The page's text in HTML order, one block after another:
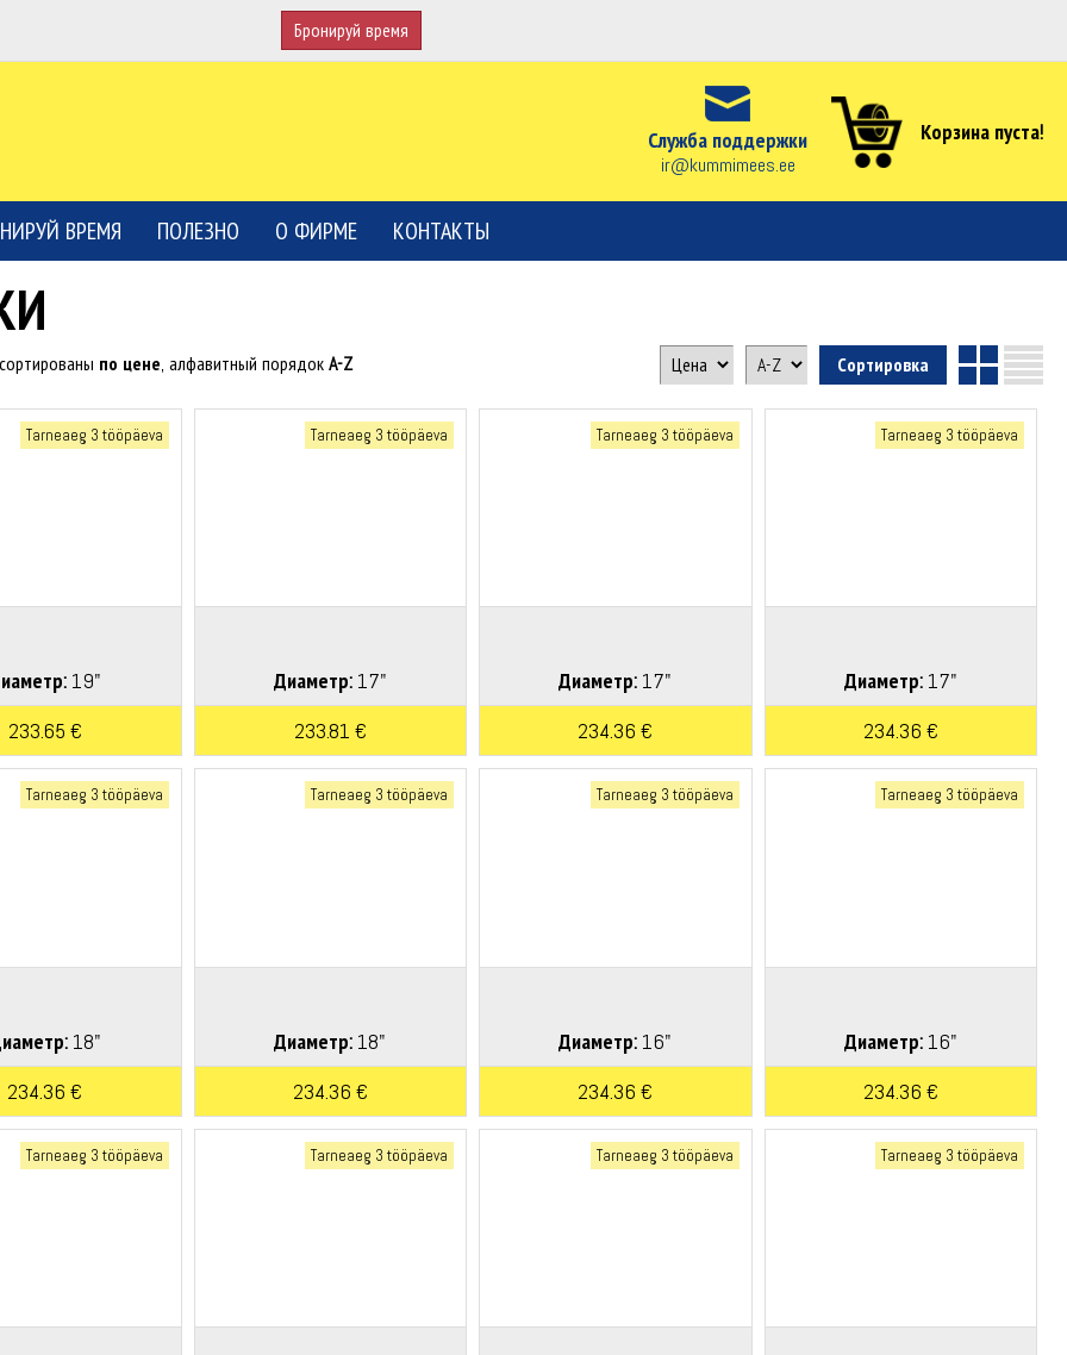
Бронируй время
Служба поддержки
ir@kummimees.ee
Корзина пуста!
ВРЕМЯ ПОЛЕЗНО О ФИРМЕ КОНТАКТЫ
по цене, алфавитный порядокA-Z
Tarneaeg 3 tööpäeva
19"
233.65 €
Tarneaeg 3 tööpäeva
Диаметр:17"
233.81 €
Tarneaeg 3 tööpäeva
Диаметр: 17"
234.36 €
Tarneaeg 3 tööpäeva
Диаметр:17"
234.36 €
Tarneaeg 3 tööpäeva
18"
234.36 €
Tarneaeg 3 tööpäeva
Диаметр: 18"
234.36 €
Tarneaeg 3 tööpäeva
Диаметр: 16"
234.36 €
Tarneaeg 3 tööpäeva
Диаметр:16"
234.36 €
Tarneaeg 3 tööpäeva Tarneaeg 3 tööpäeva Tarneaeg 3 tööpäeva Tarneaeg 3 tööpäeva